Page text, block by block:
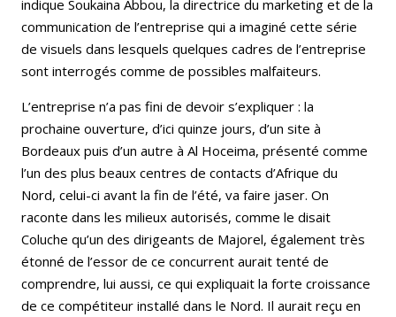
indique Soukaina Abbou, la directrice du marketing et de la
communication de l’entreprise qui a imaginé cette série
de visuels dans lesquels quelques cadres de l’entreprise
sont interrogés comme de possibles malfaiteurs.
L’entreprise n’a pas fini de devoir s’expliquer : la
prochaine ouverture, d’ici quinze jours, d’un site à
Bordeaux puis d’un autre à Al Hoceima, présenté comme
l’un des plus beaux centres de contacts d’Afrique du
Nord, celui-ci avant la fin de l’été, va faire jaser. On
raconte dans les milieux autorisés, comme le disait
Coluche qu’un des dirigeants de Majorel, également très
étonné de l’essor de ce concurrent aurait tenté de
comprendre, lui aussi, ce qui expliquait la forte croissance
de ce compétiteur installé dans le Nord. Il aurait reçu en